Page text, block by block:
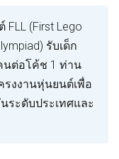
(First Lego
รับเด็ก
นต่อโค้ช 1 ท่าน
งงานหุ่นยนต์เพื่อ
ระดับประเทศและ